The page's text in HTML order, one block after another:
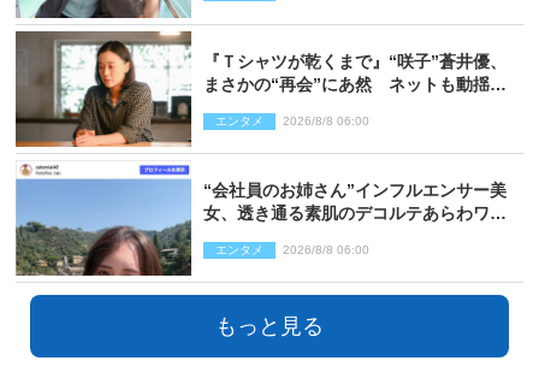
『Ｔシャツが乾くまで』“咲子”蒼井優、
まさかの“再会”にあ然 ネットも動揺
レあり）
エンタメ 2026/8/8 06:00
“会社員のお姉さん”インフルエンサー美
女、透き通る素肌のデコルテあらわワン
エンタメ 2026/8/8 06:00
もっと見る